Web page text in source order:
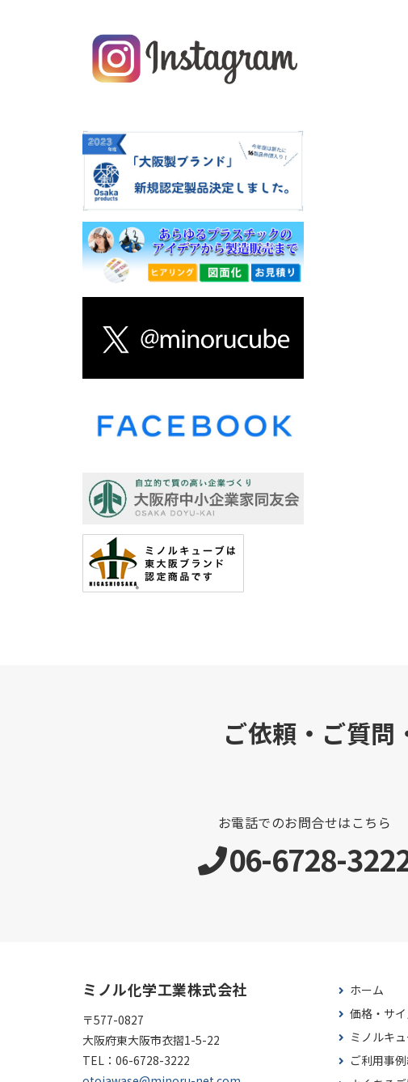
ご依頼・ご質問
お電話でのお問合せはこちら
06-6728-
ミノル化学工業株式会社
〒577-0827
大阪府東大阪市衣摺1-5-22
TEL： 06-6728-3222
ホーム
価格・サ
ミノルキ
ご利用事